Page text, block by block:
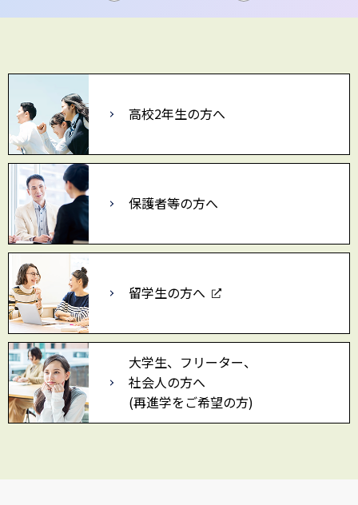
高校2年生の方へ
保護者等の方へ
留学生の方へ
大学生、フリーター、
社会人の方へ
(再進学をご希望の方)